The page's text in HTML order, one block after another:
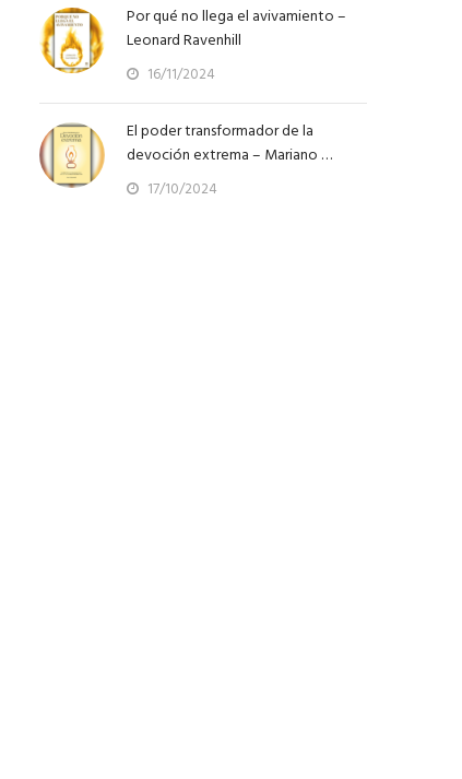
Por qué no llega el avivamiento –
Leonard Ravenhill
16/11/2024
El poder transformador de la
devoción extrema – Mariano …
17/10/2024